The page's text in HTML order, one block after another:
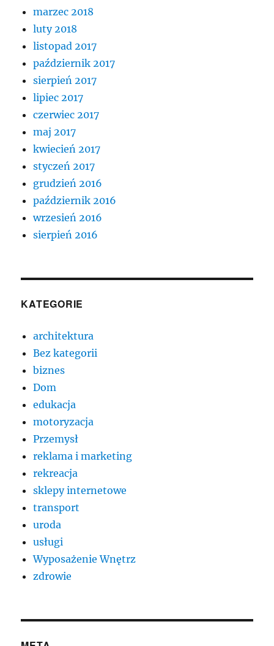
marzec 2018
luty 2018
listopad 2017
październik 2017
sierpień 2017
lipiec 2017
czerwiec 2017
maj 2017
kwiecień 2017
styczeń 2017
grudzień 2016
październik 2016
wrzesień 2016
sierpień 2016
KATEGORIE
architektura
Bez kategorii
biznes
Dom
edukacja
motoryzacja
Przemysł
reklama i marketing
rekreacja
sklepy internetowe
transport
uroda
usługi
Wyposażenie Wnętrz
zdrowie